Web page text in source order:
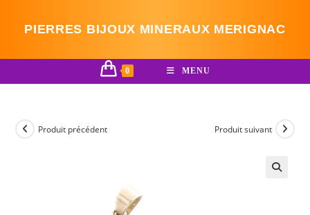
PIERRES BIJOUX MINERAUX MERIGNAC
0 MENU
Produit précédent Produit suivant